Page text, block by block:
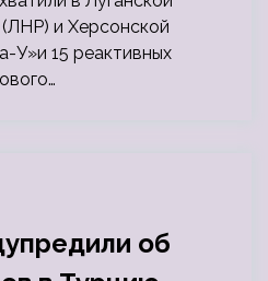
и Херсонской
У»и 15 реактивных
об